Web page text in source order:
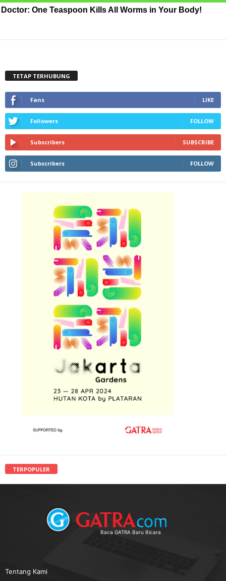
Doctor: One Teaspoon Kills All Worms in Your Body!
TETAP TERHUBUNG
Fans LIKE
Followers FOLLOW
Subscribers SUBSCRIBE
Subscribers FOLLOW
TERPOPULER
Baca GATRA Baru Bicara
Tentang Kami